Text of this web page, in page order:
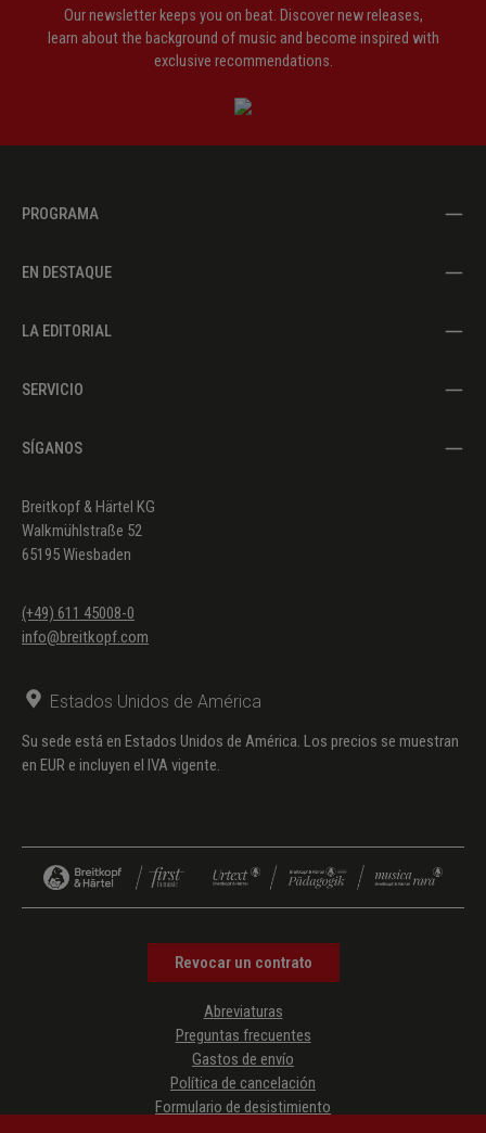
Our newsletter keeps you on beat. Discover new releases,
learn about the background of music and become inspired with
exclusive recommendations.
PROGRAMA
EN DESTAQUE
LA EDITORIAL
SERVICIO
SÍGANOS
Breitkopf & Härtel KG
Walkmühlstraße 52
65195 Wiesbaden
(+49) 611 45008-0
info@breitkopf.com
Estados Unidos de América
Su sede está en Estados Unidos de América. Los precios se muestran
en EUR e incluyen el IVA vigente.
Revocar un contrato
Abreviaturas
Preguntas frecuentes
Gastos de envío
Política de cancelación
Formulario de desistimiento